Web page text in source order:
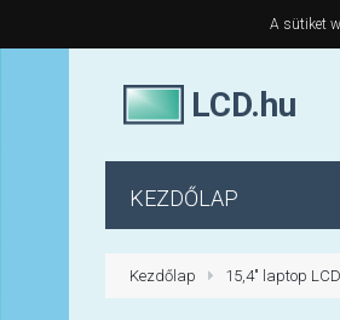
A sütiket
LCD.hu
KEZDŐLAP
Kezdőlap 15,4" laptop